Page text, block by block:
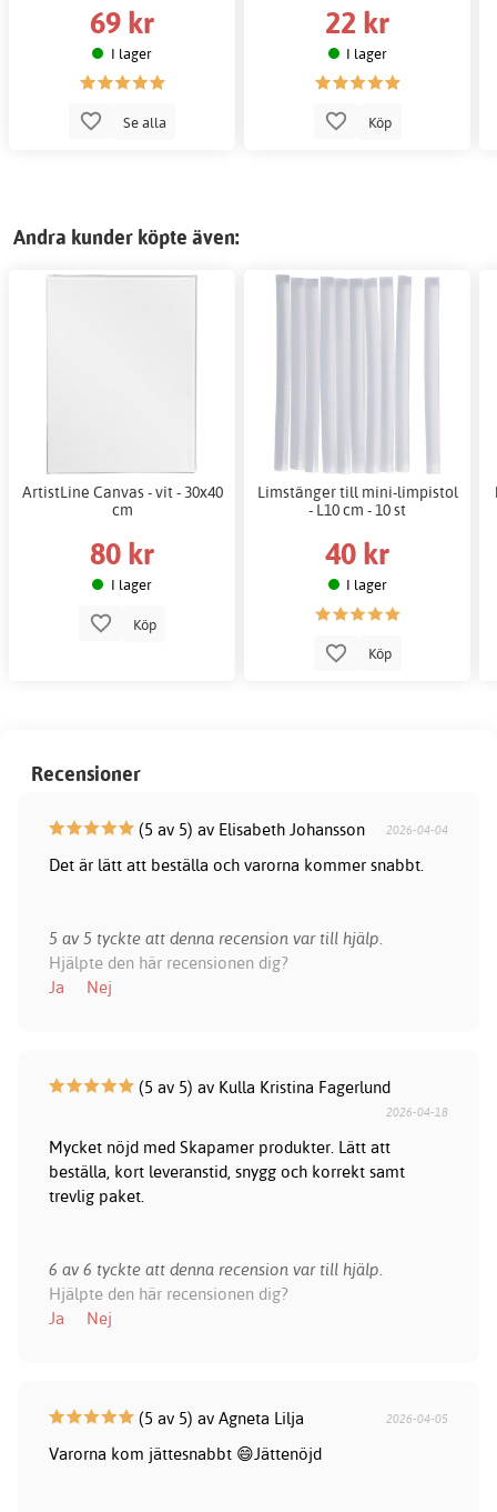
69 kr
I lager
Se alla
22 kr
I lager
Köp
Andra kunder köpte även:
ArtistLine Canvas - vit - 30x40
cm
80 kr
I lager
Köp
Limstänger till mini-limpistol
- L10 cm - 10 st
40 kr
I lager
Köp
Recensioner
(5 av 5) av Elisabeth Johansson 2026-04-04
Det är lätt att beställa och varorna kommer snabbt.
5 av 5 tyckte att denna recension var till hjälp.
Hjälpte den här recensionen dig?
Ja
Nej
(5 av 5) av Kulla Kristina Fagerlund
2026-04-18
Mycket nöjd med Skapamer produkter. Lätt att
beställa, kort leveranstid, snygg och korrekt samt
trevlig paket.
6 av 6 tyckte att denna recension var till hjälp.
Hjälpte den här recensionen dig?
Ja
Nej
(5 av 5) av Agneta Lilja 2026-04-05
Varorna kom jättesnabbt 😄Jättenöjd